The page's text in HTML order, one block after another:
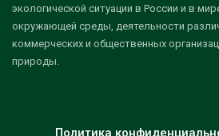
экологической ситуации в России и в
окружающей среды, деятельности
коммерческих и общественных
природы.
Политика